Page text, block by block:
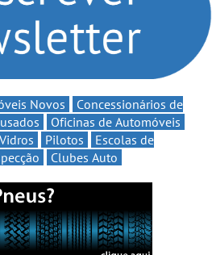
Novos
Concessionários de
Oficinas de Automóveis
Pilotos
Escolas de
Clubes Auto